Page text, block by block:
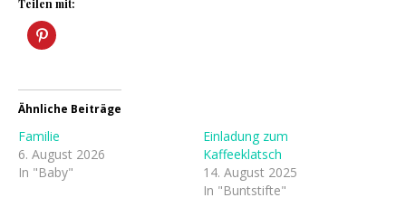
Teilen mit:
Ähnliche Beiträge
Familie
6. August 2026
In "Baby"
Einladung zum
Kaffeeklatsch
14. August 2025
In "Buntstifte"